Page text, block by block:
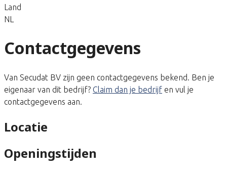
Land
NL
Contactgegevens
Van Secudat BV zijn geen contactgegevens bekend. Ben je
eigenaar van dit bedrijf? Claim dan je bedrijf en vul je
contactgegevens aan.
Locatie
Openingstijden